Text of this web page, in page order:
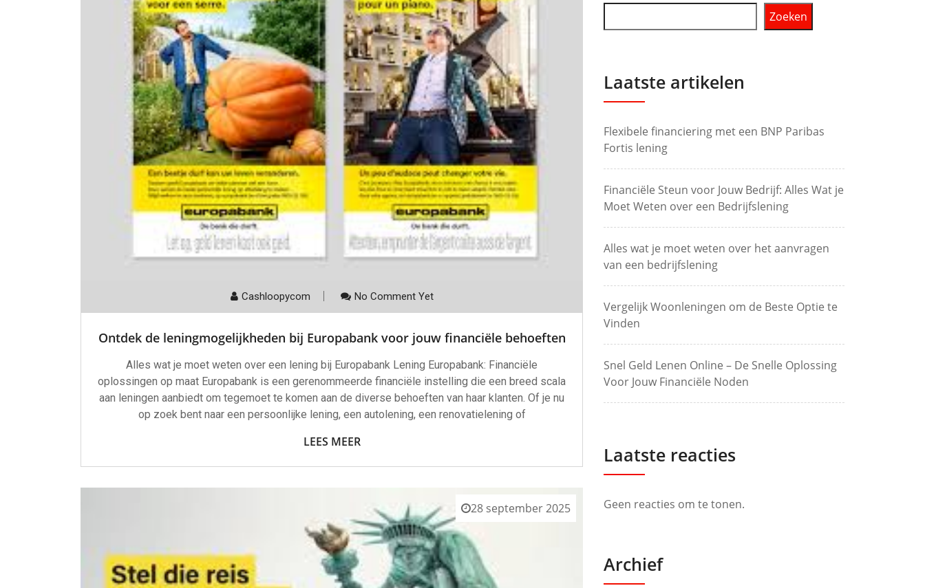
Cashloopycom No Comment Yet
Ontdek de leningmogelijkheden bij Europabank voor jouw financiële behoeften
Alles wat je moet weten over een lening bij Europabank Lening Europabank: Financiële
oplossingen op maat Europabank is een gerenommeerde financiële instelling die een breed scala
aan leningen aanbiedt om tegemoet te komen aan de diverse behoeften van haar klanten. Of je nu
op zoek bent naar een persoonlijke lening, een autolening, een renovatielening of
LEES MEER
28 september 2025
Zoeken
Laatste artikelen
Flexibele financiering met een BNP Paribas
Fortis lening
Financiële Steun voor Jouw Bedrijf: Alles Wat je
Moet Weten over een Bedrijfslening
Alles wat je moet weten over het aanvragen
van een bedrijfslening
Vergelijk Woonleningen om de Beste Optie te
Vinden
Snel Geld Lenen Online – De Snelle Oplossing
Voor Jouw Financiële Noden
Laatste reacties
Geen reacties om te tonen.
Archief